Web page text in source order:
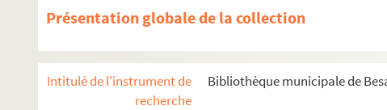
Présentation globale de la collection
Intitulé de l'instrument de
recherche
Bibliothèque municipale de
EST.FC.104. Porte latérale du théâtre de Mandeure
EST.FC.1124. Porte Rivotte à Besançon
EST.FC.1125. Porte Rivotte à Besançon